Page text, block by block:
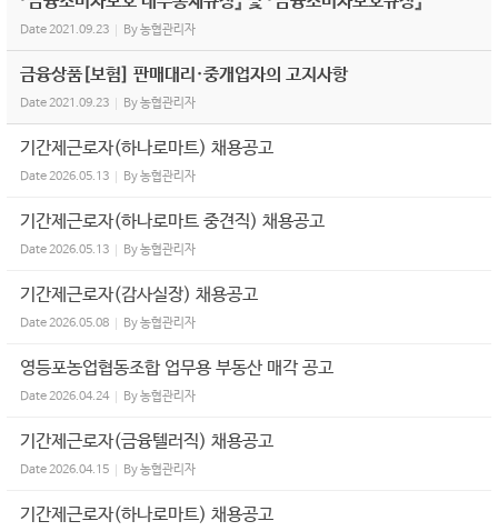
Date2021.09.23 By농협관리자
금융상품[보험] 판매대리·중개업자의 고지사항
Date2021.09.23 By농협관리자
기간제근로자(하나로마트) 채용공고
Date2026.05.13 By농협관리자
기간제근로자(하나로마트 중견직) 채용공고
Date2026.05.13 By농협관리자
기간제근로자(감사실장) 채용공고
Date2026.05.08 By농협관리자
영등포농업협동조합 업무용 부동산 매각 공고
Date2026.04.24 By농협관리자
기간제근로자(금융텔러직) 채용공고
Date2026.04.15 By농협관리자
기간제근로자(하나로마트) 채용공고